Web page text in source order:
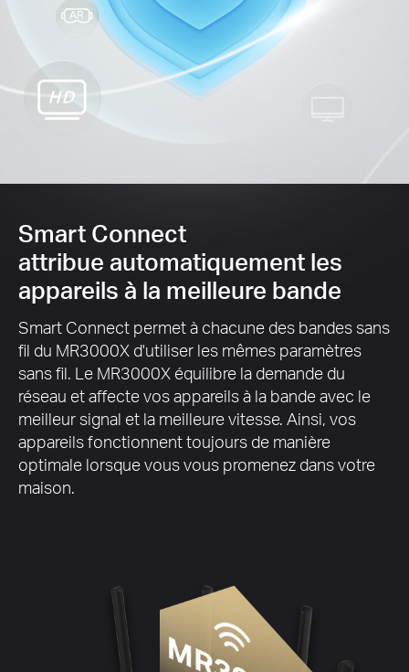
Smart Connect
attribue automatiquement les
appareils à la meilleure bande
Smart Connect permet à chacune des bandes sans
fil du MR3000X d'utiliser les mêmes paramètres
sans fil. Le MR3000X équilibre la demande du
réseau et affecte vos appareils à la bande avec le
meilleur signal et la meilleure vitesse. Ainsi, vos
appareils fonctionnent toujours de manière
optimale lorsque vous vous promenez dans votre
maison.